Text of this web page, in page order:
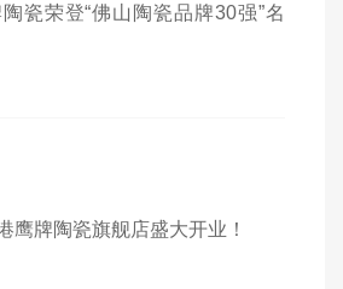
瓷荣登“佛山陶瓷品牌30强”名
鹰牌陶瓷旗舰店盛大开业！